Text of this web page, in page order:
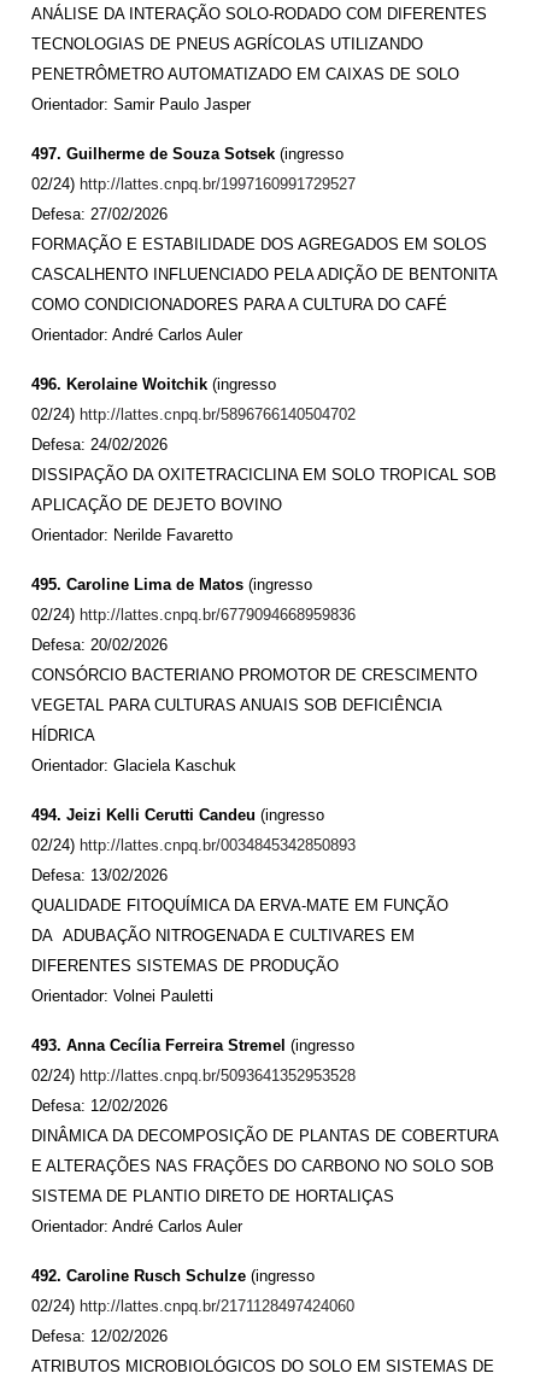
ANÁLISE DA INTERAÇÃO SOLO-RODADO COM DIFERENTES
TECNOLOGIAS DE PNEUS AGRÍCOLAS UTILIZANDO
PENETRÔMETRO AUTOMATIZADO EM CAIXAS DE SOLO
Orientador: Samir Paulo Jasper
497. Guilherme de Souza Sotsek (ingresso
02/24) http://lattes.cnpq.br/1997160991729527
Defesa: 27/02/2026
FORMAÇÃO E ESTABILIDADE DOS AGREGADOS EM SOLOS
CASCALHENTO INFLUENCIADO PELA ADIÇÃO DE BENTONITA
COMO CONDICIONADORES PARA A CULTURA DO CAFÉ
Orientador: André Carlos Auler
496. Kerolaine Woitchik (ingresso
02/24) http://lattes.cnpq.br/5896766140504702
Defesa: 24/02/2026
DISSIPAÇÃO DA OXITETRACICLINA EM SOLO TROPICAL SOB
APLICAÇÃO DE DEJETO BOVINO
Orientador: Nerilde Favaretto
495. Caroline Lima de Matos (ingresso
02/24) http://lattes.cnpq.br/6779094668959836
Defesa: 20/02/2026
CONSÓRCIO BACTERIANO PROMOTOR DE CRESCIMENTO
VEGETAL PARA CULTURAS ANUAIS SOB DEFICIÊNCIA
HÍDRICA
Orientador: Glaciela Kaschuk
494. Jeizi Kelli Cerutti Candeu (ingresso
02/24) http://lattes.cnpq.br/0034845342850893
Defesa: 13/02/2026
QUALIDADE FITOQUÍMICA DA ERVA-MATE EM FUNÇÃO
DA ADUBAÇÃO NITROGENADA E CULTIVARES EM
DIFERENTES SISTEMAS DE PRODUÇÃO
Orientador: Volnei Pauletti
493. Anna Cecília Ferreira Stremel (ingresso
02/24) http://lattes.cnpq.br/5093641352953528
Defesa: 12/02/2026
DINÂMICA DA DECOMPOSIÇÃO DE PLANTAS DE COBERTURA
E ALTERAÇÕES NAS FRAÇÕES DO CARBONO NO SOLO SOB
SISTEMA DE PLANTIO DIRETO DE HORTALIÇAS
Orientador: André Carlos Auler
492. Caroline Rusch Schulze (ingresso
02/24) http://lattes.cnpq.br/2171128497424060
Defesa: 12/02/2026
ATRIBUTOS MICROBIOLÓGICOS DO SOLO EM SISTEMAS DE